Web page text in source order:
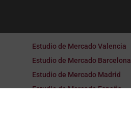
Estudio de Mercado Valencia
Estudio de Mercado Barcelona
Estudio de Mercado Madrid
Estudio de Mercado España